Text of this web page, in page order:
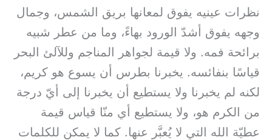
نظرات عينيه يفوق لمعانها بريق الشمس، وجمال
وجهه يفوق أشدّ الورود بهاءً، وما من عطر شبيه
برائحة فمه. ولا قيمة لجواهر المناجم وللآلئ البحر
قياسًا بنفائسه. يخبرنا بطرس أن يسوع هو كريم،
لكنه لم يخبرنا ولا يستطيع أن يخبرنا إلى أيّ درجة
من الكرم هو، ولا يستطيع أي منّا قياس قيمة
عطيّة الله التي لا يُعبَّر عنها. كما لا يمكن للكلمات